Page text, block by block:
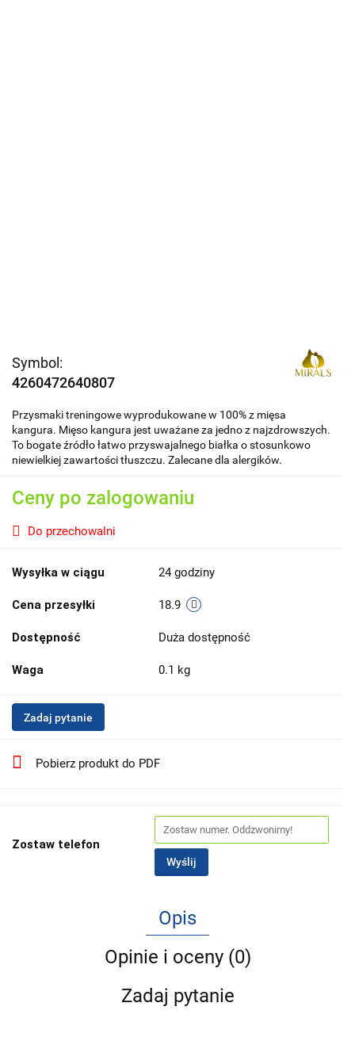
Symbol:
4260472640807
Przysmaki treningowe wyprodukowane w 100% z mięsa
kangura. Mięso kangura jest uważane za jedno z najzdrowszych.
To bogate źródło łatwo przyswajalnego białka o stosunkowo
niewielkiej zawartości tłuszczu. Zalecane dla alergików.
Ceny po zalogowaniu
Do przechowalni
Wysyłka w ciągu 24 godziny
Cena przesyłki 18.9
Dostępność Duża dostępność
Waga 0.1 kg
Zadaj pytanie
Pobierz produkt do PDF
Zostaw telefon
Wyślij
Opis
Opinie i oceny (0)
Zadaj pytanie